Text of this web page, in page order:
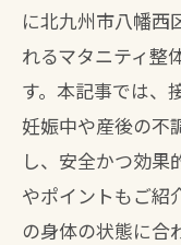
に北九州市八幡西
れるマタニティ整
す。本記事では、
妊娠中や産後の不
し、安全かつ効果
やポイントもご紹
の身体の状態に合